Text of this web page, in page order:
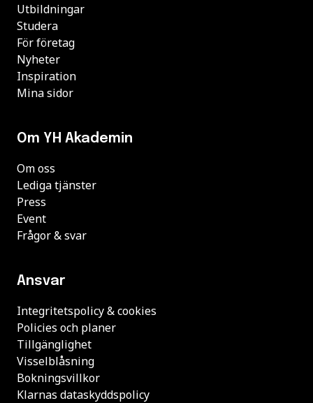
Utbildningar
Studera
För företag
Nyheter
Inspiration
Mina sidor
Om YH Akademin
Om oss
Lediga tjänster
Press
Event
Frågor & svar
Ansvar
Integritetspolicy & cookies
Policies och planer
Tillgänglighet
Visselblåsning
Bokningsvillkor
Klarnas dataskyddspolicy